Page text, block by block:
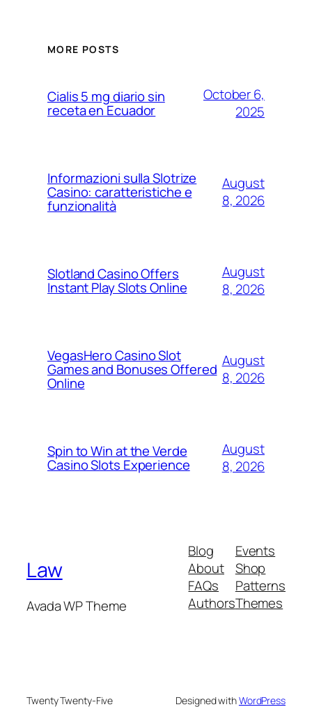
MORE POSTS
Cialis 5 mg diario sin
receta en Ecuador
October 6,
2025
Informazioni sulla Slotrize
Casino: caratteristiche e
funzionalità
August
8, 2026
Slotland Casino Offers
Instant Play Slots Online
August
8, 2026
VegasHero Casino Slot
Games and Bonuses Offered
Online
August
8, 2026
Spin to Win at the Verde
Casino Slots Experience
August
8, 2026
Law
Avada WP Theme
Blog
About
FAQs
Authors
Events
Shop
Patterns
Themes
Twenty Twenty-Five Designed withWordPress